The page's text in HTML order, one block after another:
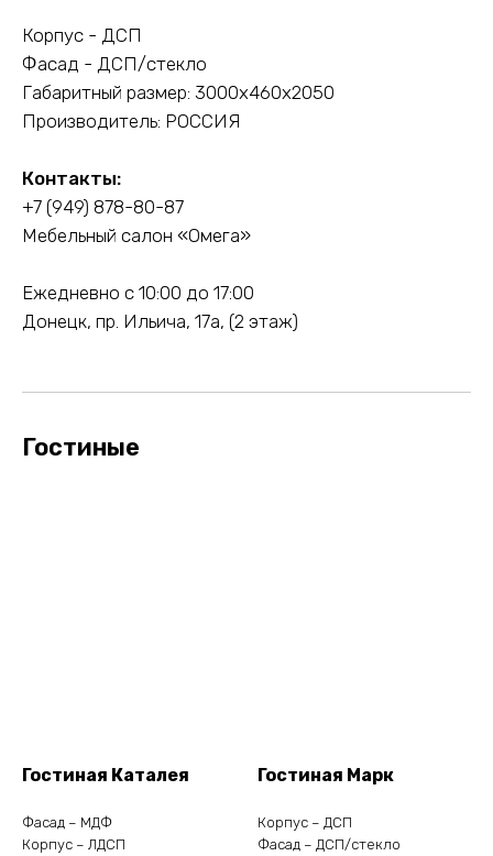
Корпус - ДСП
Фасад - ДСП/стекло
Габаритный размер: 3000х460х2050
Производитель: РОССИЯ
Контакты:
+7 (949) 878-80-87
Мебельный салон «Омега»
Ежедневно с 10:00 до 17:00
Донецк, пр. Ильича, 17а, (2 этаж)
Гостиные
Гостиная Каталея
Фасад – МДФ
Корпус – ЛДСП
Гостиная Марк
Корпус – ДСП
Фасад – ДСП/стекло